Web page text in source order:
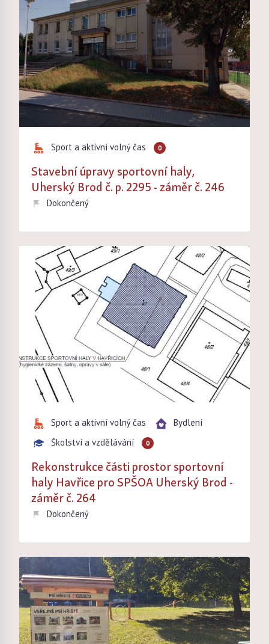
Sport a aktivní volný čas 0
Stavební úpravy sportovní haly,
Uherský Brod č. p. 2295 - záměr č. 246
Dokončený
Sport a aktivní volný čas
Bydlení
Školství a vzdělávání
0
Rekonstrukce části prostor sportovní
haly Havřice pro SPŠOA Uherský Brod -
záměr č. 264
Dokončený